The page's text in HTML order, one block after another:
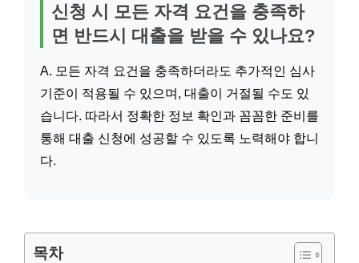
신청 시 모든 자격 요건을 충족하
면 반드시 대출을 받을 수 있나요?
A. 모든 자격 요건을 충족하더라도 추가적인 심사
기준이 적용될 수 있으며, 대출이 거절될 수도 있
습니다. 따라서 정확한 정보 확인과 꼼꼼한 준비를
통해 대출 신청에 성공할 수 있도록 노력해야 합니
다.
목차